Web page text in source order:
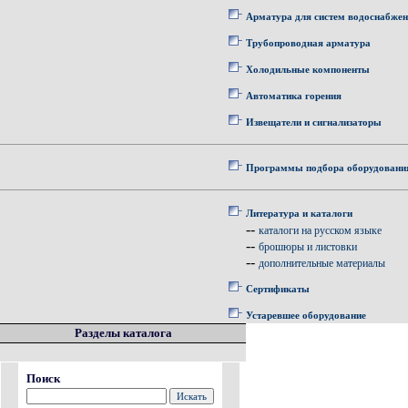
Арматура для систем
Трубопроводная арматура
Холодильные компоненты
Автоматика горения
Извещатели и сигнализаторы
Программы подбора
Литература и каталоги
-- каталоги на русском языке
-- брошюры и листовки
-- дополнительные материалы
Сертификаты
Устаревшее оборудование
Разделы каталога
Поиск